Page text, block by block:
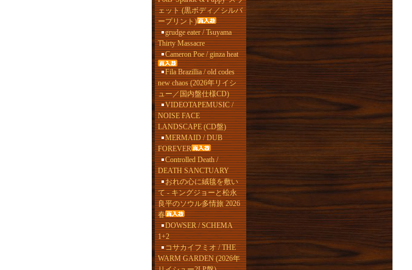
ェット (黒ボディ／シルバ
ープリント)
grudge eater / Tsuyama
Thirty Massacre
Cameron Poe / ginza heat
Fila Brazillia / old codes
new chaos (2026年リイシ
ュー／国内盤仕様CD)
VIDEOTAPEMUSIC /
NOISE FACE
LANDSCAPE (CD盤)
MERMAID / DUB
FOREVER
Controlled Death /
DEATH SANCTUARY
おれの心に絨毯を敷い
て - キングジョーと松永
良平のソウル多情旅 2026
春
DOWSER / SCHEMA
1+2
コサカイフミオ / THE
WARM GARDEN (2026年